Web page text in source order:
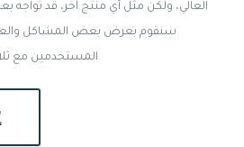
العالي، ولكن مثل أي منتج آخر، قد تواجه
سنقوم بعرض بعض المشاكل والعيوب
المستخدمين مع ثلاجات توشيبا: 1-